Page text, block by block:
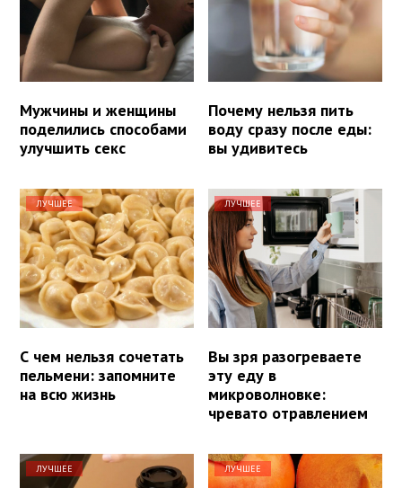
Мужчины и женщины
поделились способами
улучшить секс
Почему нельзя пить
воду сразу после еды:
вы удивитесь
ЛУЧШЕЕ
С чем нельзя сочетать
пельмени: запомните
на всю жизнь
ЛУЧШЕЕ
Вы зря разогреваете
эту еду в
микроволновке:
чревато отравлением
ЛУЧШЕЕ ЛУЧШЕЕ